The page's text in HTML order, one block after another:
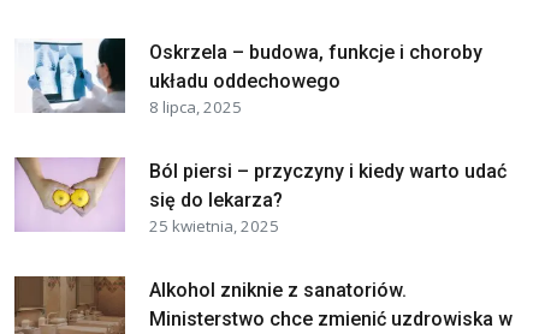
Oskrzela – budowa, funkcje i choroby
układu oddechowego
8 lipca, 2025
Ból piersi – przyczyny i kiedy warto udać
się do lekarza?
25 kwietnia, 2025
Alkohol zniknie z sanatoriów.
Ministerstwo chce zmienić uzdrowiska w